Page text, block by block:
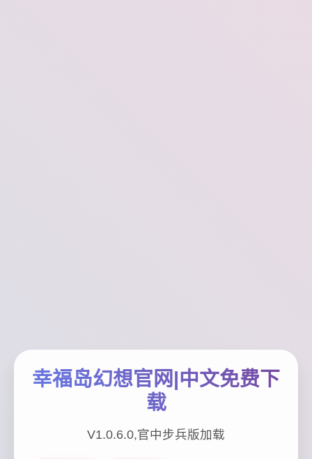
幸福岛幻想官网|中文免费下
载
V1.0.6.0,官中步兵版加载